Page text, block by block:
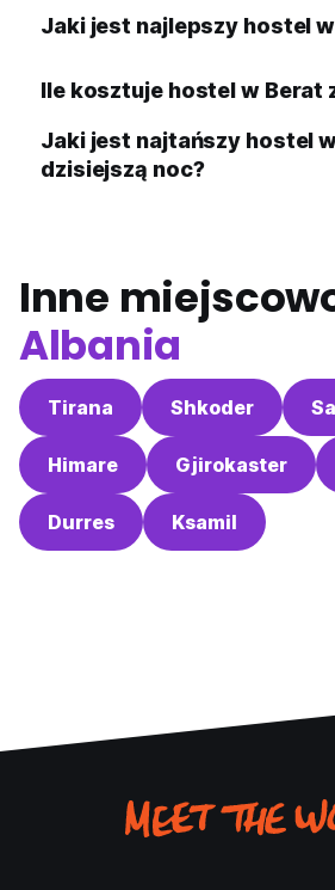
Jaki jest najlepszy hostel
Ile kosztuje hostel w Berat
Jaki jest najtańszy hostel
dzisiejszą noc?
Inne
Albania
Tirana Shkoder
Himare Gjirokaster
Durres Ksamil